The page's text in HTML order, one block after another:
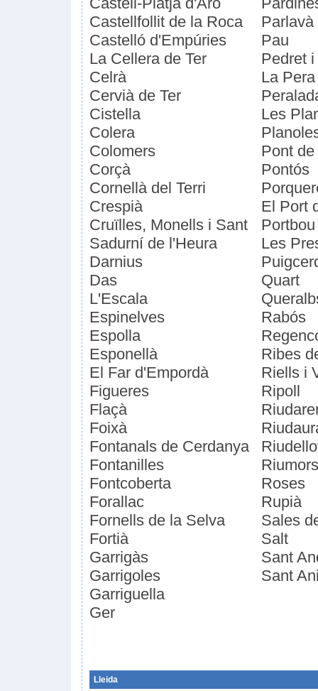
Castellfollit de la Roca
Castelló d'Empúries
La Cellera de Ter
Celrà
Cervià de Ter
Cistella
Colera
Colomers
Corçà
Cornellà del Terri
Crespià
Cruïlles, Monells i Sant
Sadurní de l'Heura
Darnius
Das
L'Escala
Espinelves
Espolla
Esponellà
El Far d'Empordà
Figueres
Flaçà
Foixà
Fontanals de Cerdanya
Fontanilles
Fontcoberta
Forallac
Fornells de la Selva
Fortià
Garrigàs
Garrigoles
Garriguella
Ger
Parlavà
Pau
Pedret
La Pera
Les
Pont
Pontós
El Port
Portbou
Les
Quart
Rabós
Ribes
Riells i
Ripoll
Riumors
Roses
Rupià
Sales
Salt
Sant
Sant
Lleida